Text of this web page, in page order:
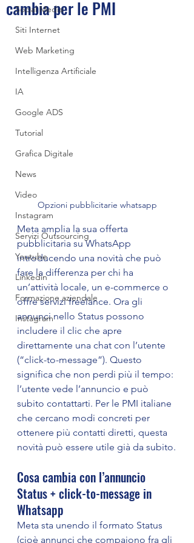
Social Media
Siti Internet
Web Marketing
Intelligenza Artificiale
IA
Google ADS
Tutorial
Grafica Digitale
News
Video
Instagram
Servizi Outsourcing
Youtube
Linkedin
Formazione aziendale
Instagram
cambia per le PMI
Opzioni pubblicitarie whatsapp
Meta amplia la sua offerta
pubblicitaria su WhatsApp
introducendo una novità che può
fare la differenza per chi ha
un’attività locale, un e-commerce o
offre servizi freelance. Ora gli
annunci nello Status possono
includere il clic che apre
direttamente una chat con l’utente
(“click-to-message”). Questo
significa che non perdi più il tempo:
l’utente vede l’annuncio e può
subito contattarti. Per le PMI italiane
che cercano modi concreti per
ottenere più contatti diretti, questa
novità può essere utile già da subito.
Cosa cambia con l’annuncio
Status + click-to-message in
Whatsapp
Meta sta unendo il formato Status
(cioè annunci che compaiono fra gli